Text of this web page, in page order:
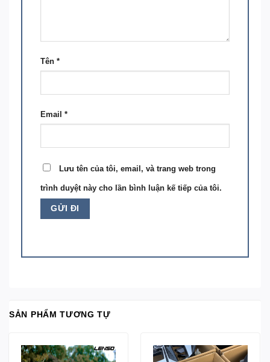
Tên *
Email *
Lưu tên của tôi, email, và trang web trong
trình duyệt này cho lần bình luận kế tiếp của tôi.
SẢN PHẨM TƯƠNG TỰ